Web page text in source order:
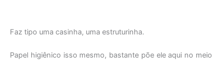
Faz tipo uma casinha, uma estruturinha.
Papel higiênico isso mesmo, bastante põe ele aqui no meio